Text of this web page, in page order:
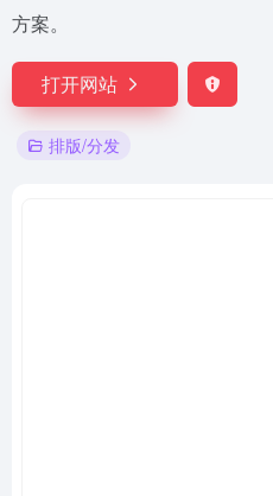
方案。
打开网站
排版/分发